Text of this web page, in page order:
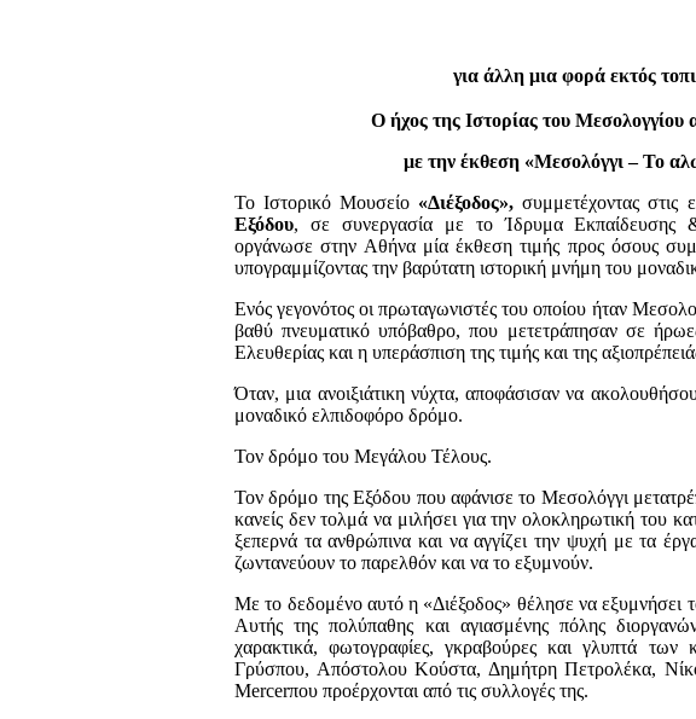
για άλλη μια φορά εκτός
Ο ήχος της Ιστορίας του Μεσολογγίου
με την έκθεση «Μεσολόγγι – Το
Το Ιστορικό Μουσείο «Διέξοδος», συμμετέχοντας στις
Εξόδου, σε συνεργασία με το Ίδρυμα Εκπαίδευσης
οργάνωσε στην Αθήνα μία έκθεση τιμής προς όσους
υπογραμμίζοντας την βαρύτατη ιστορική μνήμη του
Ενός γεγονότος οι πρωταγωνιστές του οποίου ήταν
βαθύ πνευματικό υπόβαθρο, που μετετράπησαν σε
Ελευθερίας και η υπεράσπιση της τιμής και της
Όταν, μια ανοιξιάτικη νύχτα, αποφάσισαν να
μοναδικό ελπιδοφόρο δρόμο.
Τον δρόμο του Μεγάλου Τέλους.
Τον δρόμο της Εξόδου που αφάνισε το Μεσολόγγι
κανείς δεν τολμά να μιλήσει για την ολοκληρωτική του
ξεπερνά τα ανθρώπινα και να αγγίζει την ψυχή με τα
ζωντανεύουν το παρελθόν και να το εξυμνούν.
Με το δεδομένο αυτό η «Διέξοδος» θέλησε να εξυμνήσει
Αυτής της πολύπαθης και αγιασμένης πόλης
χαρακτικά, φωτογραφίες, γκραβούρες και γλυπτά των
Γρύσπου, Απόστολου Κούστα, Δημήτρη Πετρολέκα,
Μercerπου προέρχονται από τις συλλογές της.